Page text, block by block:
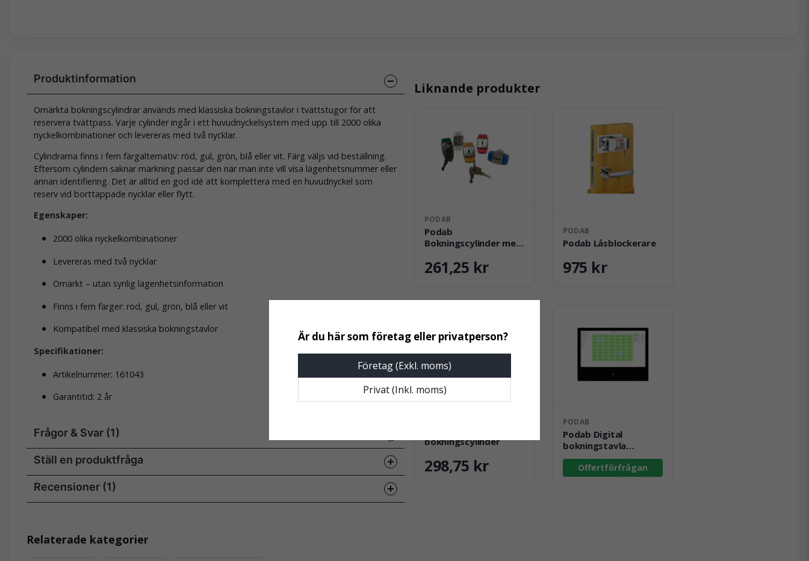
Omärkta bokningscylindrar används med klassiska bokningstavlor i tvättstugor för att
reservera tvättpass. Varje cylinder ingår i ett huvudnyckelsystem med upp till 2000 olika
nyckelkombinationer och levereras med två nycklar.
Cylindrarna finns i fem färgalternativ: röd, gul, grön, blå eller vit. Färg väljs vid beställning.
Eftersom cylindern saknar märkning passar den när man inte vill visa lägenhetsnummer eller
annan identifiering. Det är alltid en god idé att komplettera med en huvudnyckel som
reserv vid borttappade nycklar eller flytt.
Egenskaper:
2000 olika nyckelkombinationer
Levereras med två nycklar
Omärkt – utan synlig lägenhetsinformation
Finns i fem färger: röd, gul, grön, blå eller vit
Kompatibel med klassiska bokningstavlor
Specifikationer:
Artikelnummer: 161043
Garantitid: 2 år
Frågor & Svar (1)
Christerwahlgren frågadeför 7 månader sedan
Är det styckpris för cylinder?.
Ja, det är det!
Ställ en produktfråga
question
Recensioner (1)
för 5 månader sedan
Relaterade kategorier
Liknande produkter
PODAB
Podab
Bokningscylinder med
261,25 kr
PODAB
Podab Låsblockerare
975 kr
bokningscylinder
298,75 kr
PODAB
Podab Digital
bokningstavla
WallPad 24
Offertförfrågan
Företag (Exkl. moms)
Privat (Inkl. moms)